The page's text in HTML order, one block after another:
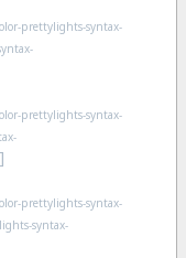
prettylights-syntax-
prettylights-syntax-
prettylights-syntax-
syntax-